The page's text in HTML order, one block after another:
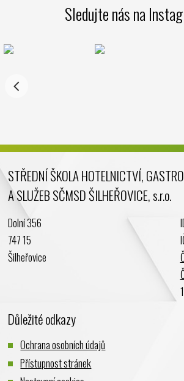
Sledujte nás na
STŘEDNÍ ŠKOLA HOTELNICTVÍ,
A SLUŽEB SČMSD ŠILHEŘOVICE, s.r.o.
Dolní 356
747 15
Šilheřovice
Důležité odkazy
Ochrana osobních údajů
Přístupnost stránek